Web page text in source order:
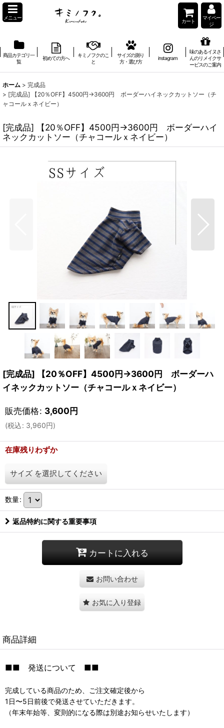
メニュー
カート
マイペー
ジ
商品カテゴリ一
覧
初めての方へ
キミノフクのこ
と
サイズの測り
方・選び方
instagram
味のあるイヌさ
んのリメイクサ
ービスのご案内
ホーム > 完成品
> [完成品] 【20％OFF】4500円→3600円 ボーダーハイネックカットソー（チ
ャコールｘネイビー）
[完成品] 【20％OFF】4500円→3600円 ボーダーハイ
ネックカットソー（チャコールｘネイビー）
[完成品] 【20％OFF】4500円→3600円 ボーダーハ
イネックカットソー（チャコールｘネイビー）
販売価格: 3,600円
(税込: 3,960円)
在庫残りわずか
サイズ を選択してください
数量:
返品特約に関する重要事項
カートに入れる
お問い合わせ
お気に入り登録
商品詳細
■■ 発送について ■■
完成している商品のため、ご注文確定後から
1日〜5日前後で発送させていただきます。
（年末年始等、変則的になる際は別途お知らせいたします）